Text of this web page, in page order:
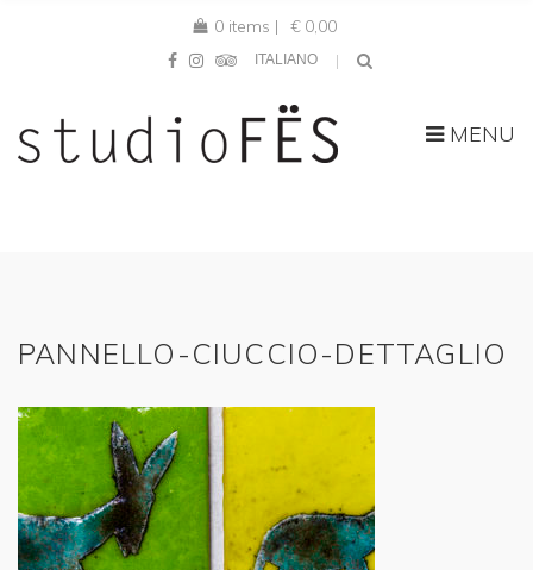
0 items | € 0,00
ITALIANO
MENU
PANNELLO-CIUCCIO-DETTAGLIO